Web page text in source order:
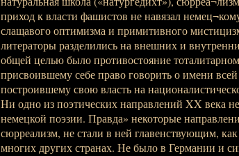
приход к власти фашистов не навязал
слащавого оптимизма и примитивного
литераторы разделились на внешних и
общей целью было противостояние
присвоившему себе право говорить о имени
построившему свою власть на
Ни одно из поэтических направлений XX века
немецкой поэзии. Правда» некоторые
сюрреализм, не стали в ней главенствующим, как
многих других странах. Не было в Германии и